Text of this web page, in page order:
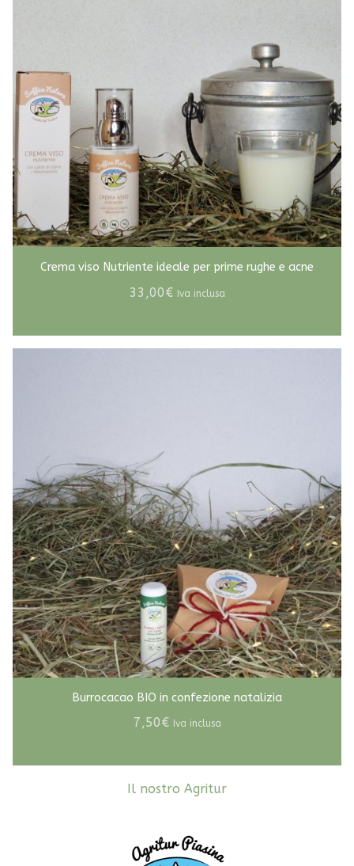
Crema viso Nutriente ideale per prime rughe e acne
33,00€ Iva inclusa
Burrocacao BIO in confezione natalizia
7,50€ Iva inclusa
Il nostro Agritur